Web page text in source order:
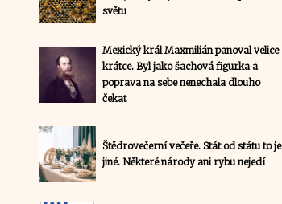
světu
Mexický král Maxmilián panoval velice
krátce. Byl jako šachová figurka a
poprava na sebe nenechala dlouho
čekat
Štědrovečerní večeře. Stát od státu to je
jiné. Některé národy ani rybu nejedí